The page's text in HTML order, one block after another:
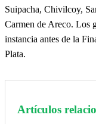
Suipacha, Chivilcoy,
Carmen de Areco. Los
instancia antes de la
Plata.
Artículos